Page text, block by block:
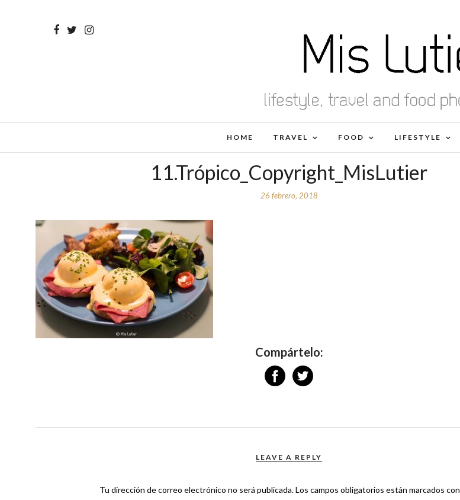
HOME TRAVEL FOOD LIFESTYLE
11.Trópico_Copyright_MisLutier
26 febrero, 2018
Compártelo:
LEAVE A REPLY
Tu dirección de correo electrónico no será publicada.Los campos obligatorios están marcados con